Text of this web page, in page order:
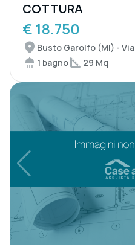
COTTURA
€ 18.750
Busto Garolfo (MI) -
1 bagno
29 Mq